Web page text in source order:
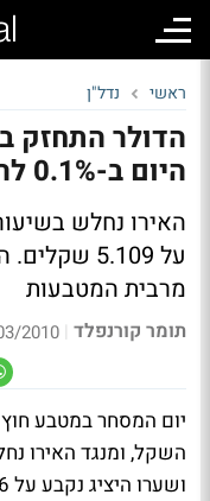
ראשי נדל"ן
הדולר התחזק
היום ב-0.1% לרמה של 3.766 שקלים
על 5.109
מרבית המטבעות
תומר קורנפלד |
15:38
יום המסחר במטבע